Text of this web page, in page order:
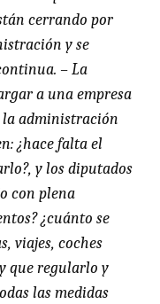
cerrando por
y se
– La
a una empresa
la administración
¿hace falta el
y los diputados
con plena
¿cuánto se
viajes, coches
que regularlo y
las medidas